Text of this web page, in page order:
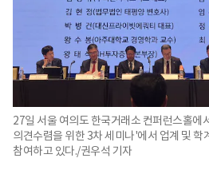
27일 서울 여의도 한국거래소 컨퍼런스홀에
의견수렴을 위한 3차 세미나'에서 업계 및 학
참여하고 있다./권우석 기자